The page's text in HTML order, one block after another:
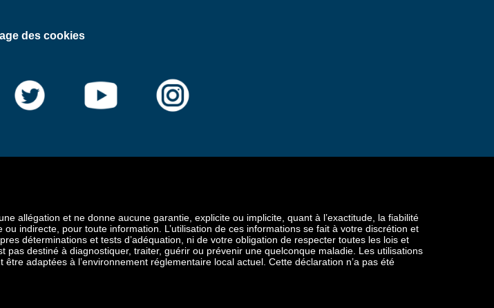
des cookies
allégation et ne donne aucune garantie, explicite ou implicite, quant à l’exactitude, la fiabilité
indirecte, pour toute information. L’utilisation de ces informations se fait à votre discrétion et
déterminations et tests d’adéquation, ni de votre obligation de respecter toutes les lois et
destiné à diagnostiquer, traiter, guérir ou prévenir une quelconque maladie. Les utilisations
adaptées à l’environnement réglementaire local actuel. Cette déclaration n’a pas été